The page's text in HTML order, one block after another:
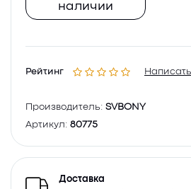
Рейтинг
Производитель: SVBONY
Артикул: 80775
наличии
Доставка